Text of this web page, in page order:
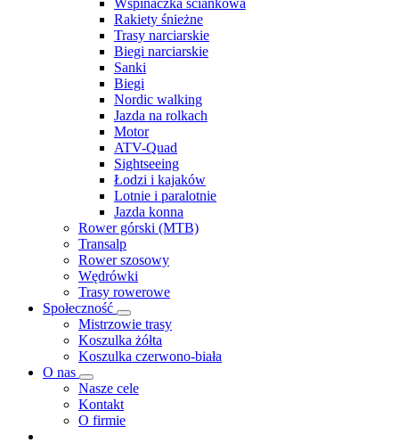
Rakiety śnieżne
Trasy narciarskie
Biegi narciarskie
Sanki
Biegi
Nordic walking
Jazda na rolkach
Motor
ATV-Quad
Sightseeing
Łodzi i kajaków
Lotnie i paralotnie
Jazda konna
Rower górski (MTB)
Transalp
Rower szosowy
Wędrówki
Trasy rowerowe
Społeczność
Mistrzowie trasy
Koszulka żółta
Koszulka czerwono-biała
O nas
Nasze cele
Kontakt
O firmie